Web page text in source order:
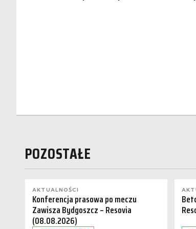
POZOSTAŁE
AKTUALNOŚCI
Konferencja prasowa po meczu
Zawisza Bydgoszcz – Resovia
(08.08.2026)